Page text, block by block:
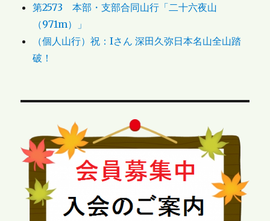
第2573 本部・支部合同山行「二十六夜山
（971m）」
（個人山行）祝：Iさん 深田久弥日本名山全山踏
破！